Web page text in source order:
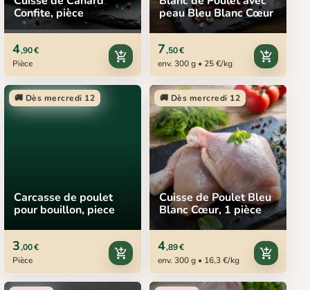
Confite, pièce
4,90 €
Pièce
add_shopping_cart
peau Bleu Blanc Cœur
7,50 €
env. 300 g • 25 €/kg
add_shopping_cart
🚚 Dès mercredi 12
Carcasse de poulet
pour bouillon, piece
3,00 €
Pièce
add_shopping_cart
🚚 Dès mercredi 12
Cuisse de Poulet Bleu
Blanc Cœur, 1 pièce
4,89 €
env. 300 g • 16,3 €/kg
add_shopping_cart